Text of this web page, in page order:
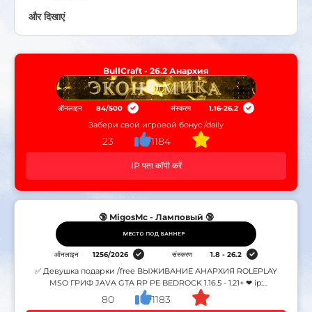
और दिखाएं
BullCraft - 26.2 Анархия
ऑनलाइन 84/500 संस्करण 1.16-26.2
Забери свой игровой бонус /daily
23 1184
IP पता कॉपी करें
🔞 MigosMc - Ламповый 🔞
ऑनलाइन 1256/2026 संस्करण 1.8 - 26.2
✅ Девушка подарки /free ВЫЖИВАНИЕ АНАРХИЯ ROLEPLAY
MSO ГРИФ JAVA GTA RP PE BEDROCK 1.16.5 - 1.21+ ❤ ip:
up.migosmc.net ⚡⚡ ⚠ МИНИ-ИГРЫ, GRIEF ANARCHY
80 1183